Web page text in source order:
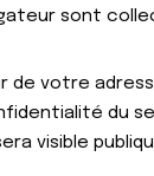
sont
de votre
du
visible